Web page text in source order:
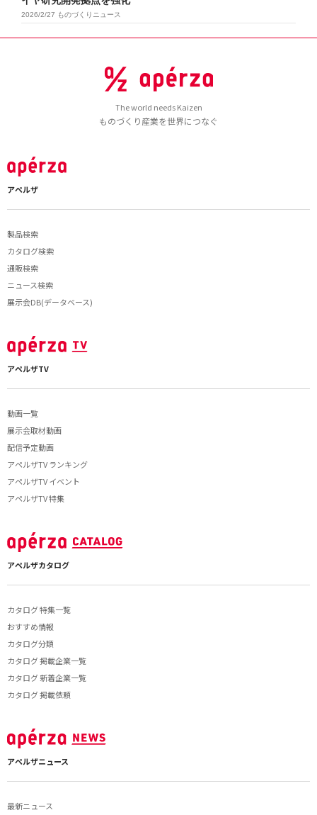
2026/2/27 ものづくりニュース
The world needs Kaizen
ものづくり産業を世界につなぐ
アペルザ
製品検索
カタログ検索
通販検索
ニュース検索
展示会DB(データベース)
アペルザTV
動画一覧
展示会取材動画
配信予定動画
アペルザTV ランキング
アペルザTV イベント
アペルザTV 特集
アペルザカタログ
カタログ 特集一覧
おすすめ情報
カタログ分類
カタログ 掲載企業一覧
カタログ 新着企業一覧
カタログ 掲載依頼
アペルザニュース
最新ニュース